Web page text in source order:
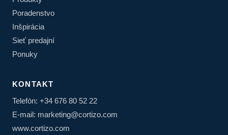
Poradenstvo
Inšpirácia
Sieť predajní
Ponuky
KONTAKT
Telefón: +34 676 80 52 22
E-mail: marketing@cortizo.com
www.cortizo.com